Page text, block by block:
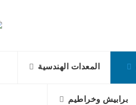
المعدات الهندسية
برابيش وخراطيم